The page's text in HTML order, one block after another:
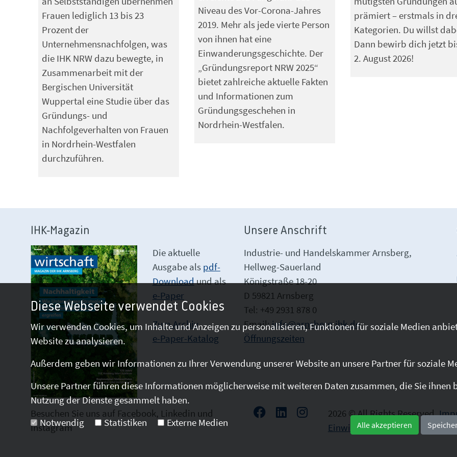
Frauen lediglich 13 bis 23
Prozent der
Unternehmensnachfolgen, was
die IHK NRW dazu bewegte, in
Zusammenarbeit mit der
Bergischen Universität
Wuppertal eine Studie über das
Gründungs- und
Nachfolgeverhalten von Frauen
in Nordrhein-Westfalen
durchzuführen.
Niveau des Vor-Corona-Jahres
2019. Mehr als jede vierte Person
von ihnen hat eine
Einwanderungsgeschichte. Der
„Gründungsreport NRW 2025“
bietet zahlreiche aktuelle Fakten
und Informationen zum
Gründungsgeschehen in
Nordrhein-Westfalen.
prämiert – erstmals in
Kategorien. Du willst
Dann bewirb dich jetzt
2. August 2026!
IHK-Magazin
Die aktuelle
Ausgabe als pdf-
Downloadund als
e-Paper
Zum Archiv
e-Paper-Katalog
Unsere Anschrift
Industrie- und Handelskammer Arnsberg,
Hellweg-Sauerland
Königstraße 18-20
D 59821 Arnsberg
Tel: +49 2931 878 0
Email:info@arnsberg.ihk.de
Öffnungszeiten
Besuchen Sie uns auf Facebook, Linkedin und
Instagram
2026 © All Rights Reserved.
Einwilligung
Diese Webseite verwendet Cookies
Wir verwenden Cookies, um Inhalte und Anzeigen zu personalisieren, Funktionen für soziale Medien
Website zu analysieren.
Außerdem geben wir Informationen zu Ihrer Verwendung unserer Website an unsere Partner für soziale
Unsere Partner führen diese Informationen möglicherweise mit weiteren Daten zusammen, die Sie
Nutzung der Dienste gesammelt haben.
Notwendig
Statistiken Externe Medien Alle akzeptieren